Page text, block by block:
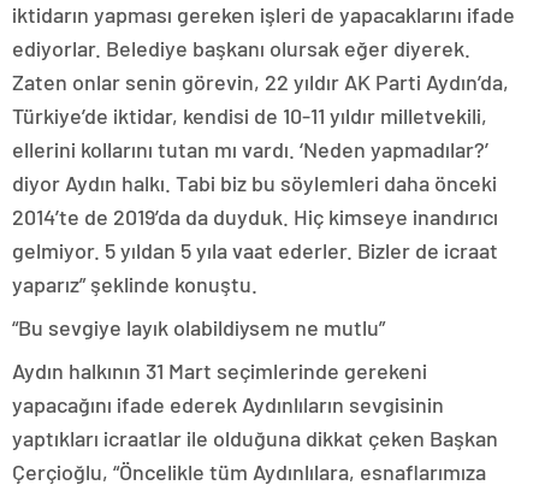
iktidarın yapması gereken işleri de yapacaklarını ifade
ediyorlar. Belediye başkanı olursak eğer diyerek.
Zaten onlar senin görevin, 22 yıldır AK Parti Aydın’da,
Türkiye’de iktidar, kendisi de 10-11 yıldır milletvekili,
ellerini kollarını tutan mı vardı. ‘Neden yapmadılar?’
diyor Aydın halkı. Tabi biz bu söylemleri daha önceki
2014’te de 2019’da da duyduk. Hiç kimseye inandırıcı
gelmiyor. 5 yıldan 5 yıla vaat ederler. Bizler de icraat
yaparız” şeklinde konuştu.
“Bu sevgiye layık olabildiysem ne mutlu”
Aydın halkının 31 Mart seçimlerinde gerekeni
yapacağını ifade ederek Aydınlıların sevgisinin
yaptıkları icraatlar ile olduğuna dikkat çeken Başkan
Çerçioğlu, “Öncelikle tüm Aydınlılara, esnaflarımıza